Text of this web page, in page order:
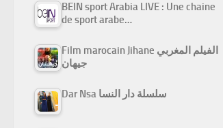
BEIN sport Arabia LIVE : Une chaine
de sport arabe…
Film marocain Jihane الفيلم المغربي
جيهان
Dar Nsa سلسلة دار النسا